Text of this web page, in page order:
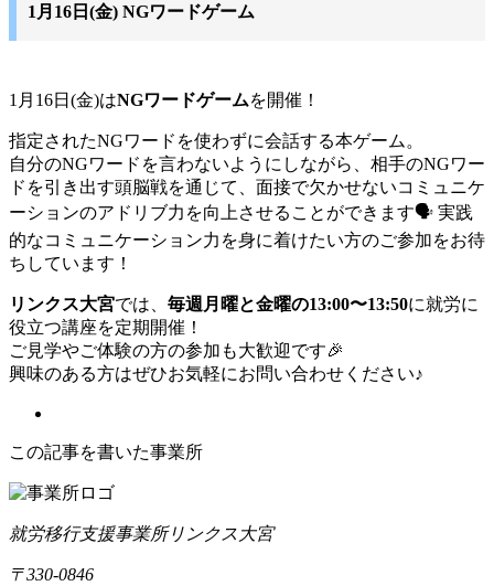
1月16日(金) NGワードゲーム
1月16日(金)はNGワードゲームを開催！
指定されたNGワードを使わずに会話する本ゲーム。
自分のNGワードを言わないようにしながら、相手のNGワー
ドを引き出す頭脳戦を通じて、面接で欠かせないコミュニケ
ーションのアドリブ力を向上させることができます🗣️ 実践
的なコミュニケーション力を身に着けたい方のご参加をお待
ちしています！
リンクス大宮では、 毎週月曜と金曜の13:00〜13:50に就労に
役立つ講座を定期開催！
ご見学やご体験の方の参加も大歓迎です🎉
興味のある方はぜひお気軽にお問い合わせください♪
この記事を書いた事業所
就労移行支援事業所リンクス大宮
〒330-0846